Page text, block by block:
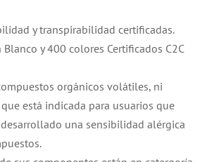
y transpirabilidad certificadas.
y 400 colores Certificados C2C
orgánicos volátiles, ni
está indicada para usuarios que
una sensibilidad alérgica